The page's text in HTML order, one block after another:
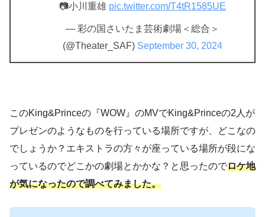
📷小川重雄 pic.twitter.com/T4tR1585UE
— 彩の国さいたま芸術劇場＜総合＞
(@Theater_SAF) September 30, 2024
このKing&Princeの『WOW』のMVでKing&Princeの2人が
プレゼンのようなものを行っている場所ですが、どこなの
でしょうか？エキストラの方々が座っている場所が段にな
っているのでどこかの劇場とかかな？と思ったのでロケ地
が気になったので調べてみました。